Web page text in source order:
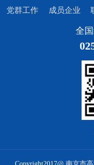
党群工作
成员企业
全